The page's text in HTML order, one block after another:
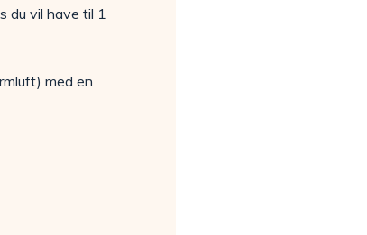
du vil have til 1
med en